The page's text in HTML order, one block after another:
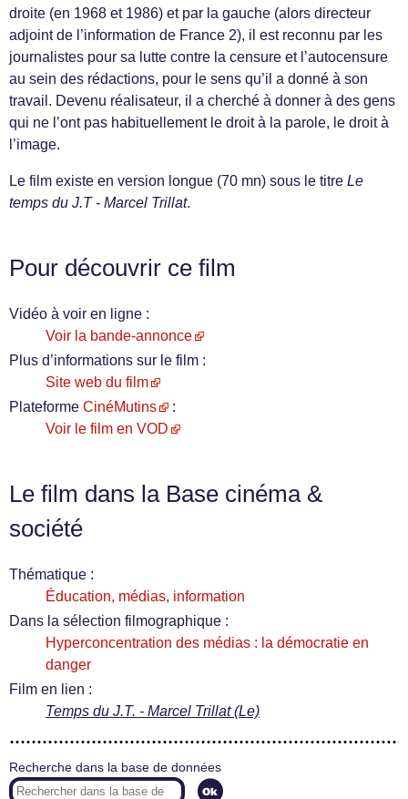
droite (en 1968 et 1986) et par la gauche (alors directeur
adjoint de l’information de France 2), il est reconnu par les
journalistes pour sa lutte contre la censure et l’autocensure
au sein des rédactions, pour le sens qu’il a donné à son
travail. Devenu réalisateur, il a cherché à donner à des gens
qui ne l’ont pas habituellement le droit à la parole, le droit à
l’image.
Le film existe en version longue (70 mn) sous le titre Le
temps du J.T - Marcel Trillat.
Pour découvrir ce film
Vidéo à voir en ligne :
Voir la bande-annonce
Plus d’informations sur le film :
Site web du film
Plateforme CinéMutins
:
Voir le film en VOD
Le film dans la Base cinéma &
société
Thématique :
Éducation, médias, information
Dans la sélection filmographique :
Hyperconcentration des médias : la démocratie en
danger
Film en lien :
Temps du J.T. - Marcel Trillat (Le)
Recherche dans la base de données